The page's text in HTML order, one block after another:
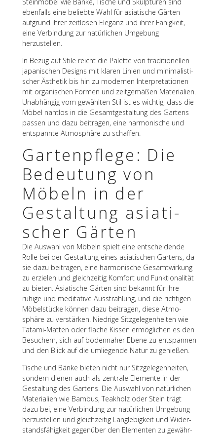
eben­falls eine beliebte Wahl für asia­ti­sche Gärten
aufgrund ihrer zeit­lo­sen Eleganz und ihrer Fähig­keit,
eine Verbin­dung zur natür­li­chen Umge­bung
herzustellen.
In Bezug auf Stile reicht die Palette von tradi­tio­nel­len
japa­ni­schen Designs mit klaren Linien und mini­ma­lis­ti­
scher Ästhe­tik bis hin zu moder­nen Inter­pre­ta­tio­nen
mit orga­ni­schen Formen und zeit­ge­mä­ßen Mate­ria­lien.
Unab­hän­gig vom gewähl­ten Stil ist es wich­tig, dass die
Möbel naht­los in die Gesamt­ge­stal­tung des Gartens
passen und dazu beitra­gen, eine harmo­ni­sche und
entspannte Atmo­sphäre zu schaffen.
Garten­pflege: Die
Bedeu­tung von
Möbeln in der
Gestal­tung asia­ti­
scher Gärten
Die Auswahl von Möbeln spielt eine entschei­dende
Rolle bei der Gestal­tung eines asia­ti­schen Gartens, da
sie dazu beitra­gen, eine harmo­ni­sche Gesamt­wir­kung
zu erzie­len und gleich­zei­tig Komfort und Funk­tio­na­li­tät
zu bieten. Asia­ti­sche Gärten sind bekannt für ihre
ruhige und medi­ta­tive Ausstrah­lung, und die rich­ti­gen
Möbel­stü­cke können dazu beitra­gen, diese Atmo­
sphäre zu verstär­ken. Nied­rige Sitz­ge­le­gen­hei­ten wie
Tatami-Matten oder flache Kissen ermög­li­chen es den
Besu­chern, sich auf boden­na­her Ebene zu entspan­nen
und den Blick auf die umlie­gende Natur zu genießen.
Tische und Bänke bieten nicht nur Sitz­ge­le­gen­hei­ten,
sondern dienen auch als zentrale Elemente in der
Gestal­tung des Gartens. Die Auswahl von natür­li­chen
Mate­ria­lien wie Bambus, Teak­holz oder Stein trägt
dazu bei, eine Verbin­dung zur natür­li­chen Umge­bung
herzu­stel­len und gleich­zei­tig Lang­le­big­keit und Wider­
stands­fä­hig­keit gegen­über den Elemen­ten zu gewähr­